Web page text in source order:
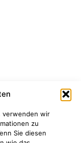
verwenden wir
zu
Sie diesen
Ihnen
für Ihre
Sie Zeit, Geld